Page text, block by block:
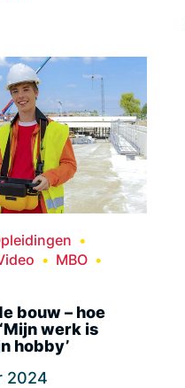
MBO
bouw – hoe
werk is
hobby’
2024